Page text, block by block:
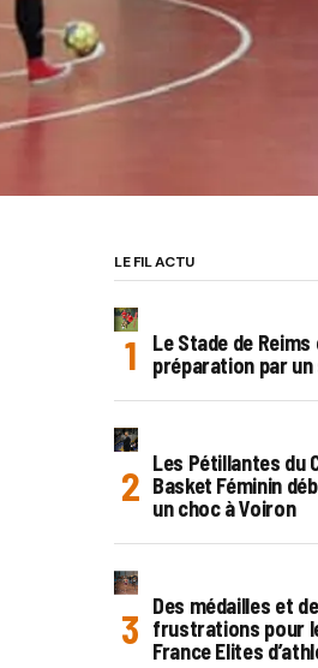
LE FIL ACTU
Le Stade de
préparation par
Les Pétillantes du
Basket Féminin
un choc à Voiron
Des médailles et
frustrations pour
France Elites